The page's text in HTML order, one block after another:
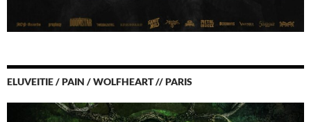
ELUVEITIE / PAIN / WOLFHEART // PARIS